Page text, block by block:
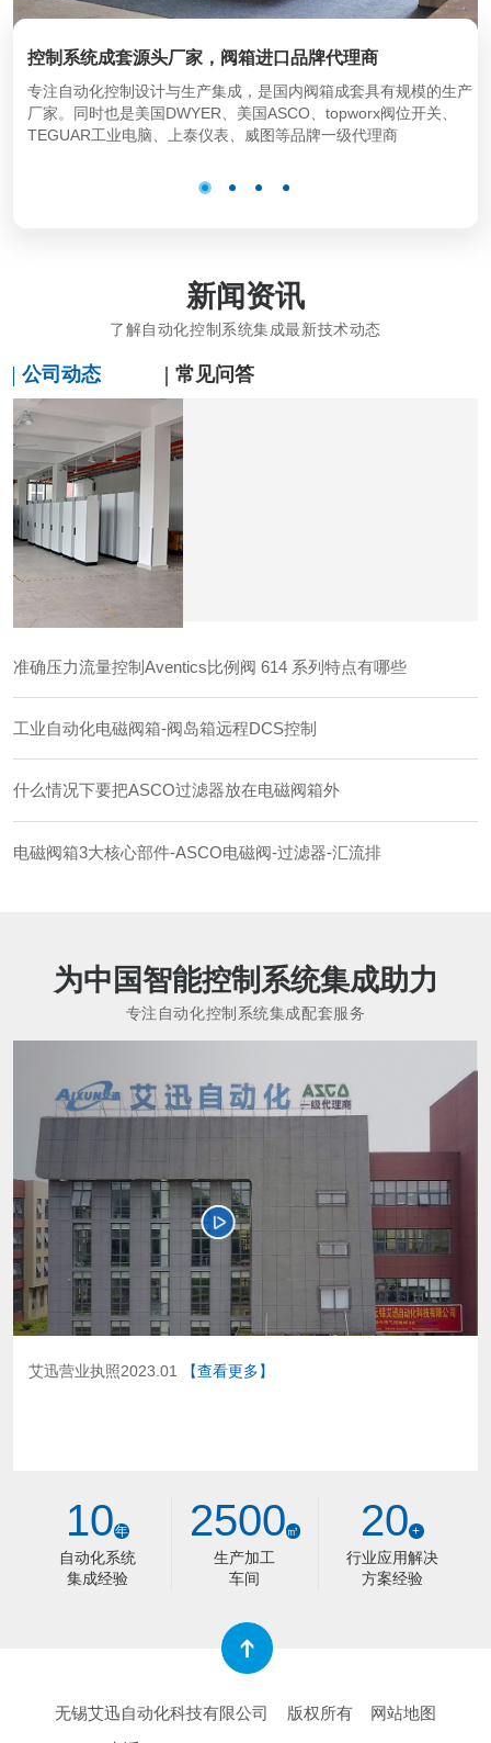
控制系统成套源头厂家，阀箱进口品牌代理商
专注自动化控制设计与生产集成，是国内阀箱成套具有规模的生产
厂家。同时也是美国DWYER、美国ASCO、topworx阀位开关、
TEGUAR工业电脑、上泰仪表、威图等品牌一级代理商
新闻资讯
了解自动化控制系统集成最新技术动态
公司动态 常见问答
准确压力流量控制Aventics比例阀 614 系列特点有哪些
工业自动化电磁阀箱-阀岛箱远程DCS控制
什么情况下要把ASCO过滤器放在电磁阀箱外
电磁阀箱3大核心部件-ASCO电磁阀-过滤器-汇流排
为中国智能控制系统集成助力
专注自动化控制系统集成配套服务
艾迅营业执照2023.01 【查看更多】
10年
自动化系统
集成经验
2500㎡
生产加工
车间
20 +
行业应用解决
方案经验
无锡艾迅自动化科技有限公司 版权所有
网站地图